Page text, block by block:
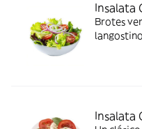
Insalata
Brotes
Insalata